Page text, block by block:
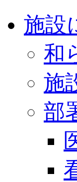
施設
和
施
部